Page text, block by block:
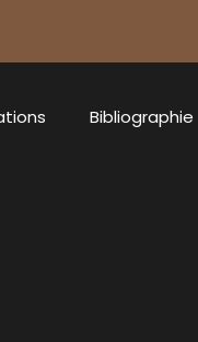
Bibliographie